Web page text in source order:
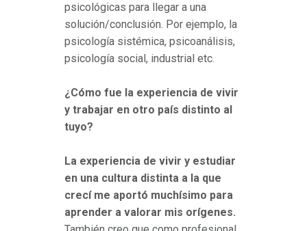
psicológicas para llegar a una
solución/conclusión. Por ejemplo, la
psicología sistémica, psicoanálisis,
psicología social, industrial etc.
¿Cómo fue la experiencia de vivir
y trabajar en otro país distinto al
tuyo?
La experiencia de vivir y estudiar
en una cultura distinta a la que
crecí me aportó muchísimo para
aprender a valorar mis orígenes.